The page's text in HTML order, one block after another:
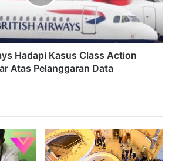
Hadapi Kasus Class Action
Atas Pelanggaran Data